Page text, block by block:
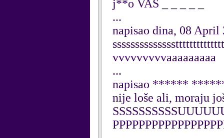
j**o VAS _ _ _ _ _
...
napisao dina, 08 April
vvvvvvvvvaaaaaaaaa
...
napisao ******
nije loše ali, moraju